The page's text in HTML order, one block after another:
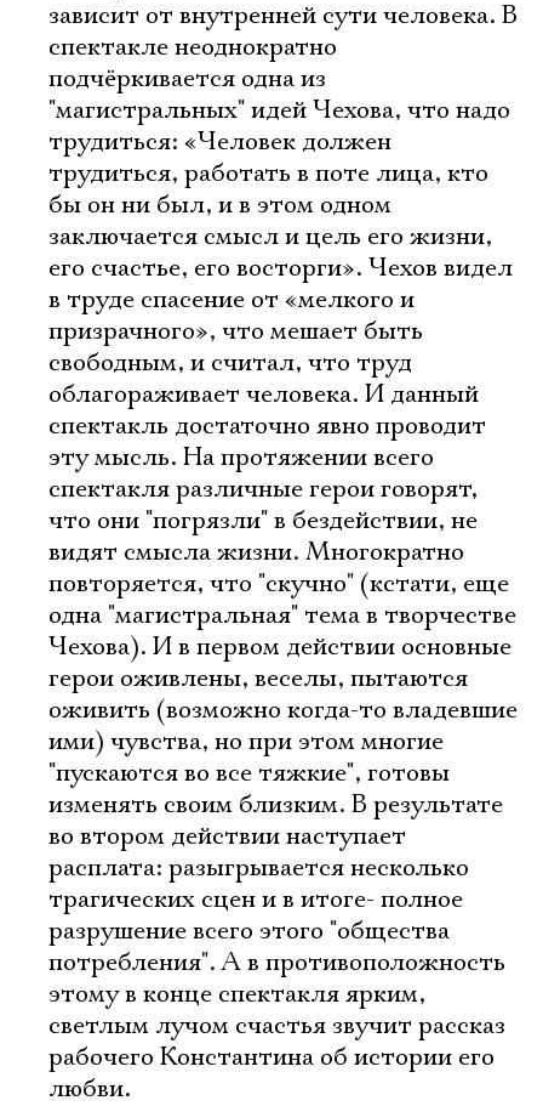
зависит от внутренней сути человека. В
спектакле неоднократно
подчёркивается одна из
"магистральных" идей Чехова, что надо
трудиться: «Человек должен
трудиться, работать в поте лица, кто
бы он ни был, и в этом одном
заключается смысл и цель его жизни,
его счастье, его восторги». Чехов видел
в труде спасение от «мелкого и
призрачного», что мешает быть
свободным, и считал, что труд
облагораживает человека. И данный
спектакль достаточно явно проводит
эту мысль. На протяжении всего
спектакля различные герои говорят,
что они "погрязли" в бездействии, не
видят смысла жизни. Многократно
повторяется, что "скучно" (кстати, еще
одна "магистральная" тема в творчестве
Чехова). И в первом действии основные
герои оживлены, веселы, пытаются
оживить (возможно когда-то владевшие
ими) чувства, но при этом многие
"пускаются во все тяжкие", готовы
изменять своим близким. В результате
во втором действии наступает
расплата: разыгрывается несколько
трагических сцен и в итоге- полное
разрушение всего этого "общества
потребления". А в противоположность
этому в конце спектакля ярким,
светлым лучом счастья звучит рассказ
рабочего Константина об истории его
любви.
Электропочта
Имя
Ознакомиться